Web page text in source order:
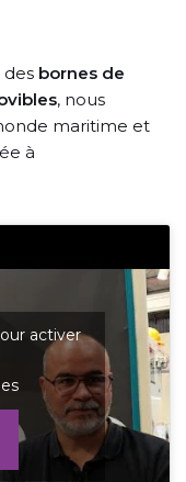
des bornes de
, nous
maritime et
à
activer